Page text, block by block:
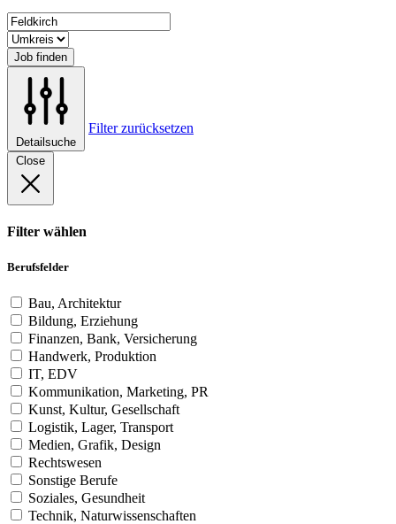
Job finden
Detailsuche
Filter zurücksetzen
Close
Filter wählen
Berufsfelder
Bau, Architektur
Bildung, Erziehung
Finanzen, Bank, Versicherung
Handwerk, Produktion
IT, EDV
Kommunikation, Marketing, PR
Kunst, Kultur, Gesellschaft
Logistik, Lager, Transport
Medien, Grafik, Design
Rechtswesen
Sonstige Berufe
Soziales, Gesundheit
Technik, Naturwissenschaften